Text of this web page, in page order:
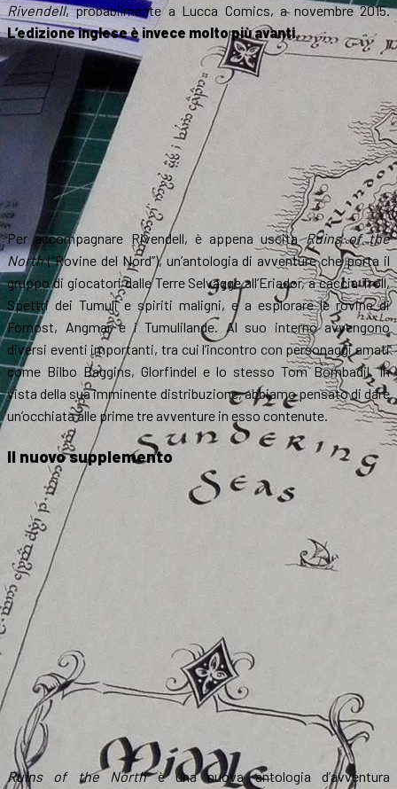
Rivendell, probabilmente a Lucca Comics, a novembre 2015.
L’edizione inglese è invece molto più avanti.
Per accompagnare Rivendell, è appena uscitaRuins of the
North(“Rovine del Nord”), un’antologia di avventure che porta il
gruppo di giocatori dalle Terre Selvagge all’Eriador, a caccia Troll,
Spettri dei Tumuli e spiriti maligni, e a esplorare le rovine di
Fornost, Angmar e i Tumulilande. Al suo interno avvengono
diversi eventi importanti, tra cui l’incontro con personaggi amati
come Bilbo Baggins, Glorfindel e lo stesso Tom Bombadil. In
vista della sua imminente distribuzione, abbiamo pensato di dare
un’occhiata alle prime tre avventure in esso contenute.
Il nuovo supplemento
Ruins of the Northè una nuova antologia d’avventura